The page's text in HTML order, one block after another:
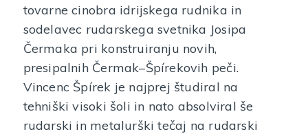
tovarne cinobra idrijskega rudnika in
sodelavec rudarskega svetnika Josipa
Čermaka pri konstruiranju novih,
presipalnih Čermak–Špírekovih peči.
Vincenc Špírek je najprej študiral na
tehniški visoki šoli in nato absolviral še
rudarski in metalurški tečaj na rudarski